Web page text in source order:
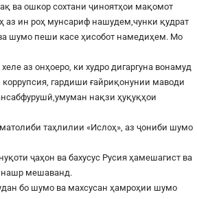
ва ошкор сохтани ҷиноятҳои мақомот
аз ин роҳ мунсариф нашудем,чунки қудрат
шумо пеши касе ҳисобот намедиҳем. Мо
аз онҳоеро, ки худро дигаргуна вонамуд
гардиши ғайриқонунии маводи
нақзи ҳуқуқҳои
таҳлилии «Ислоҳ», аз ҷониби шумо
ҷаҳон ва бахусус Русия ҳамешагист ва
нашр мешаванд.
бо шумо ва махсусан ҳамроҳии шумо